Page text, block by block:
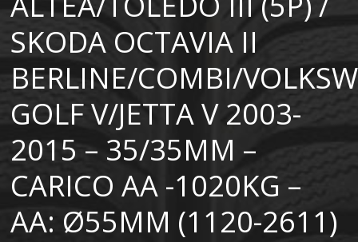
SKODA OCTAVIA II
BERLINE/COMBI/
GOLF V/JETTA V 2003-
2015 – 35/35MM –
CARICO AA -1020KG –
AA: Ø55MM (1120-2611)